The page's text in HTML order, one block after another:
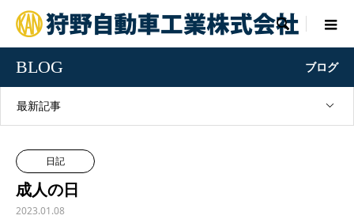

BLOG ブログ
最新記事
日記
成人の日
2023.01.08